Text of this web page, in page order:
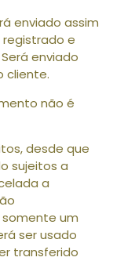
enviado assim
e
enviado
cliente.
não é
desde que
sujeitos a
a
um
ser usado
transferido